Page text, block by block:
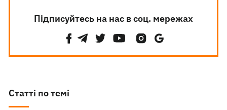
Підписуйтесь на нас в соц. мережах
Статті по темі